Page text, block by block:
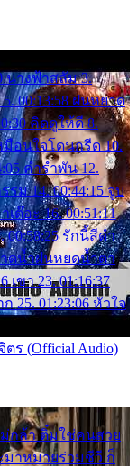
นางฟ้าสลัม 3.
00:13:58 ฝนหยาด
คิดดูให้ดี 8.
มือนใจโดนกรีด 10.
คำรำพัน 12.
รม 14. 00:44:15 จูบ
ต๊อะ 16. 00:51:11
00:58:25 รักนี้สีดำ
าดน้ำฝนหยดน้ำตา
เขา 23. 01:16:37
25. 01:23:06 หัวใจ
ตร (Official Audio)
กล้า ติ๋มใช่คนสวย
มาหมายร่วมชีวี ก็